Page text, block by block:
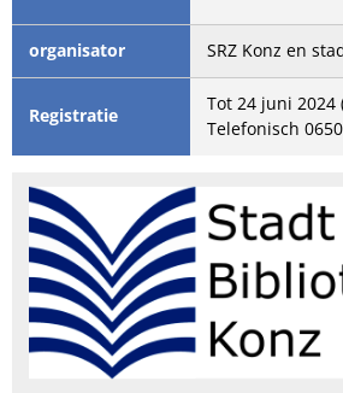
organisator SRZ Konz en
Registratie
Tot 24 juni 2024
Telefonisch